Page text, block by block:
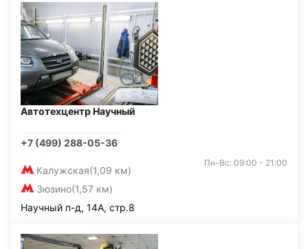
Автотехцентр Научный
+7 (499) 288-05-36
Калужская(1,09 км)
Зюзино(1,57 км)
Пн-Вс: 09:00 - 21:00
Научный п-д, 14А, стр.8